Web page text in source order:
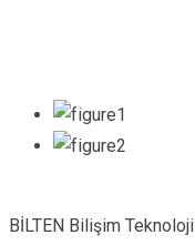
BİLTEN Bilişim